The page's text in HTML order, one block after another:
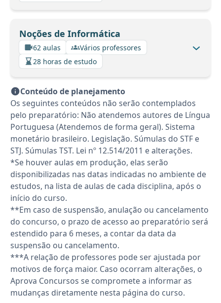
Noções de Informática
62 aulas
Vários professores
28 horas de estudo
Conteúdo de planejamento
Os seguintes conteúdos não serão contemplados
pelo preparatório: Não atendemos autores de Língua
Portuguesa (Atendemos de forma geral). Sistema
monetário brasileiro. Legislação. Súmulas do STF e
STJ. Súmulas TST. Lei nº 12.514/2011 e alterações.
*Se houver aulas em produção, elas serão
disponibilizadas nas datas indicadas no ambiente de
estudos, na lista de aulas de cada disciplina, após o
início do curso.
**Em caso de suspensão, anulação ou cancelamento
do concurso, o prazo de acesso ao preparatório será
estendido para 6 meses, a contar da data da
suspensão ou cancelamento.
***A relação de professores pode ser ajustada por
motivos de força maior. Caso ocorram alterações, o
Aprova Concursos se compromete a informar as
mudanças diretamente nesta página do curso.